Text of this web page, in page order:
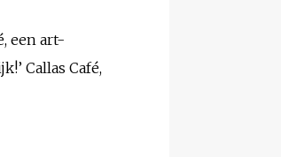
een art-
Callas Café,